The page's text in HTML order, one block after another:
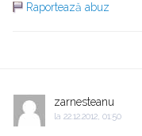
Raportează abuz
zarnesteanu
la 22.12.2012, 01:50